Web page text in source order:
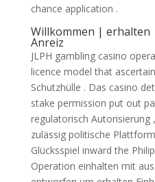
chance application .
Willkommen |
Anreiz
JLPH gambling casino
licence model that
Schutzhülle . Das casino
stake permission put out
regulatorisch Autorisierung
zulässig politische
Glücksspiel inward the
Operation einhalten mit